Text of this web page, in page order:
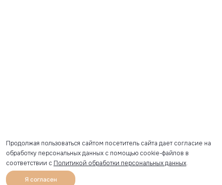
Продолжая пользоваться сайтом посетитель сайта дает согласие на
обработку персональных данных с помощью cookie-файлов в
соответствии с Политикой обработки персональных данных.
Я согласен